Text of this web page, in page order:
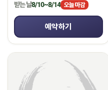
받는 날8/10~8/14 오늘 마감
예약하기